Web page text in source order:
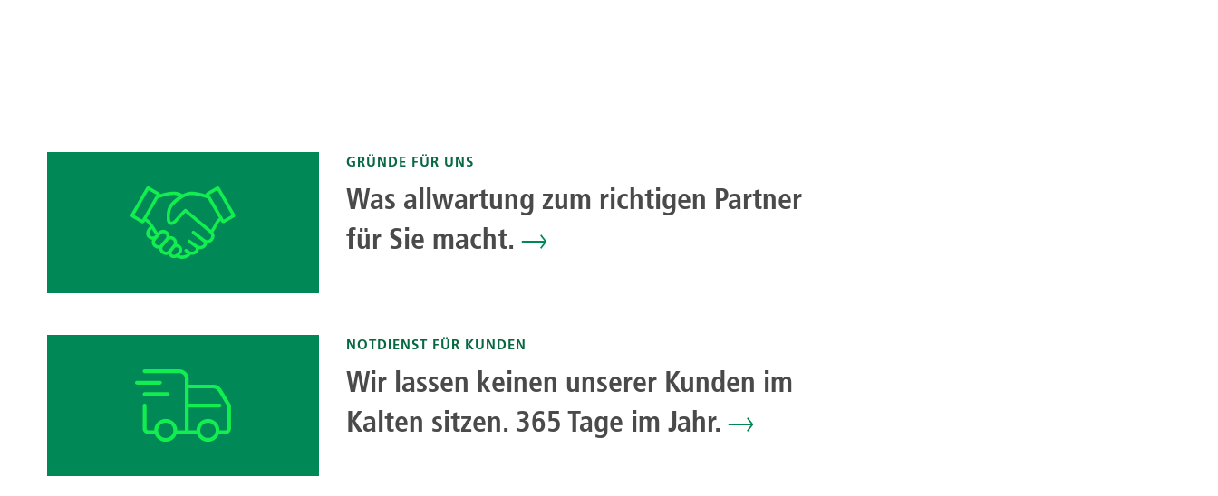
GRÜNDE FÜR UNS
Was allwartung zum richtigen Partner
für Sie macht.
NOTDIENST FÜR KUNDEN
Wir lassen keinen unserer Kunden im
Kalten sitzen. 365 Tage im Jahr.